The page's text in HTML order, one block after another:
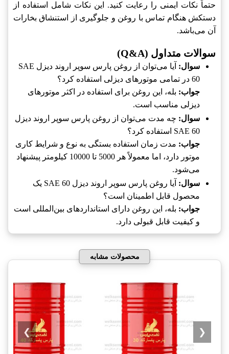
حتماً نکات ایمنی را رعایت کنید. این نکات شامل استفاده از
دستکش هنگام تماس با روغن و جلوگیری از استنشاق بخارات
آن می‌باشد.
سوالات متداول (Q&A)
سوال:
آیا می‌توان از روغن پارس سوپر اروند دیزل SAE
60 در تمامی موتورهای دیزلی استفاده کرد؟
جواب: بله، این روغن برای استفاده در اکثر موتورهای
دیزلی مناسب است.
سوال: چه مدت می‌توان از روغن پارس سوپر اروند دیزل
SAE 60 استفاده کرد؟
جواب: مدت زمان استفاده بستگی به نوع و شرایط کاری
موتور دارد، اما معمولاً هر 5000 تا 10000 کیلومتر پیشنهاد
می‌شود.
سوال:
آیا روغن پارس سوپر اروند دیزل SAE 60 یک
محصول قابل اطمینان است؟
جواب: بله، این روغن دارای استانداردهای بین‌المللی است
و کیفیت قابل قبولی دارد.
محصولات مشابه
❮
❯